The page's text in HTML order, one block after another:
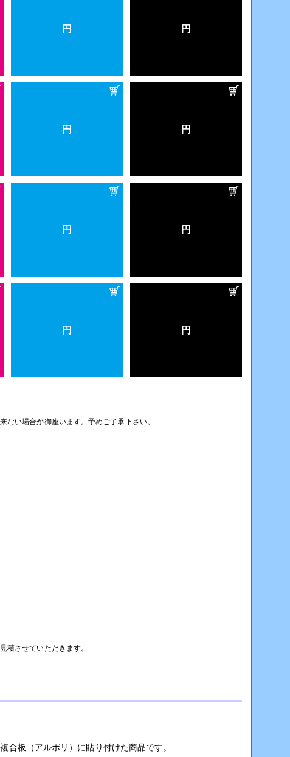
円 円
円 円
円 円
円 円
い場合が御座います。予めご了承下さい。
積させていただきます。
合板（アルポリ）に貼り付けた商品です。